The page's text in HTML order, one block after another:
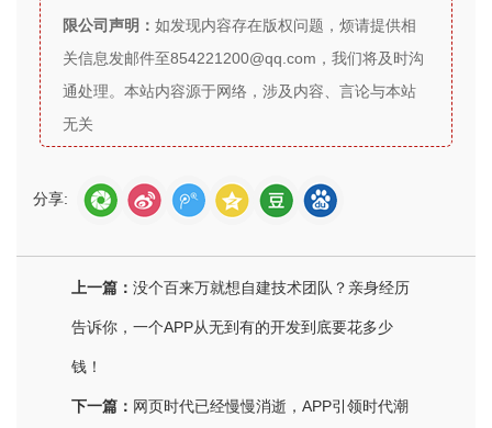
限公司声明： 如发现内容存在版权问题，烦请提供相
关信息发邮件至854221200@qq.com，我们将及时沟
通处理。本站内容源于网络，涉及内容、言论与本站
无关
分享:
上一篇： 没个百来万就想自建技术团队？亲身经历
告诉你，一个APP从无到有的开发到底要花多少
钱！
下一篇： 网页时代已经慢慢消逝，APP引领时代潮